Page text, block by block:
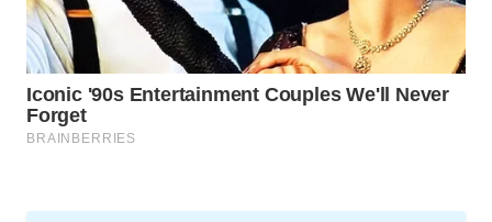
NEWS
JURNAL
MARITIM